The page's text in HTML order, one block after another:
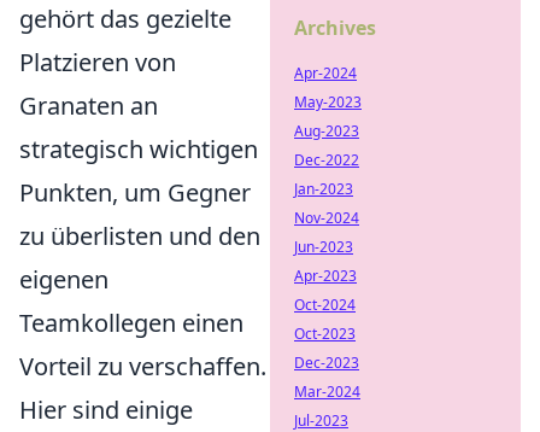
gehört das gezielte
Platzieren von
Granaten an
strategisch wichtigen
Punkten, um Gegner
zu überlisten und den
eigenen
Teamkollegen einen
Vorteil zu verschaffen.
Hier sind einige
Archives
Apr-2024
May-2023
Aug-2023
Dec-2022
Jan-2023
Nov-2024
Jun-2023
Apr-2023
Oct-2024
Oct-2023
Dec-2023
Mar-2024
Jul-2023